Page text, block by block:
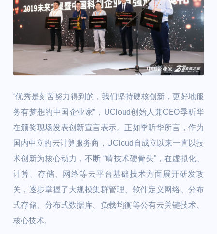
“优秀是刻苦努力得到的，我们坚持硬核创新，更好地服
务有梦想的中国企业家”，UCloud创始人兼CEO季昕华
在颁奖现场发表创新宣言表示。正如季昕华所言，作为
国内中立的云计算服务商，UCloud自成立以来一直以技
术创新为核心动力，不断 “啃技术硬骨头”，在虚拟化、
计算、存储、网络等云平台基础技术方面展开研发攻
关，逐步掌握了大规模集群管理、软件定义网络、分布
式存储、分布式数据库、负载均衡等公有云关键技术、
核心技术。